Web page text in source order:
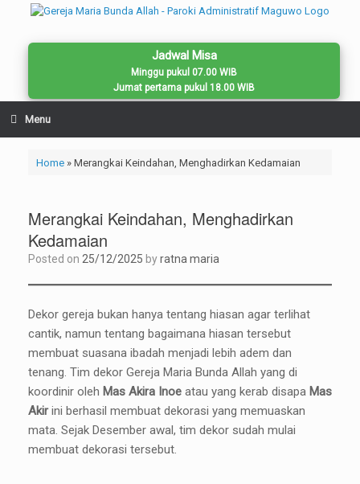
Jadwal Misa
Minggu pukul 07.00 WIB
Jumat pertama pukul 18.00 WIB
Menu
Home» Merangkai Keindahan, Menghadirkan Kedamaian
Merangkai Keindahan, Menghadirkan
Kedamaian
Posted on 25/12/2025 byratna maria
Dekor gereja bukan hanya tentang hiasan agar terlihat
cantik, namun tentang bagaimana hiasan tersebut
membuat suasana ibadah menjadi lebih adem dan
tenang. Tim dekor Gereja Maria Bunda Allah yang di
koordinir oleh Mas Akira Inoe atau yang kerab disapa Mas
Akirini berhasil membuat dekorasi yang memuaskan
mata. Sejak Desember awal, tim dekor sudah mulai
membuat dekorasi tersebut.